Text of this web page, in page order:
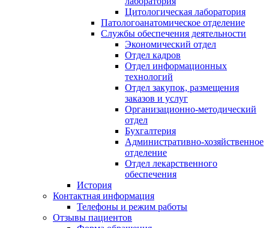
Цитологическая лаборатория
Патологоанатомическое отделение
Службы обеспечения деятельности
Экономический отдел
Отдел кадров
Отдел информационных
технологий
Отдел закупок, размещения
заказов и услуг
Организационно-методический
отдел
Бухгалтерия
Административно-хозяйственное
отделение
Отдел лекарственного
обеспечения
История
Контактная информация
Телефоны и режим работы
Отзывы пациентов